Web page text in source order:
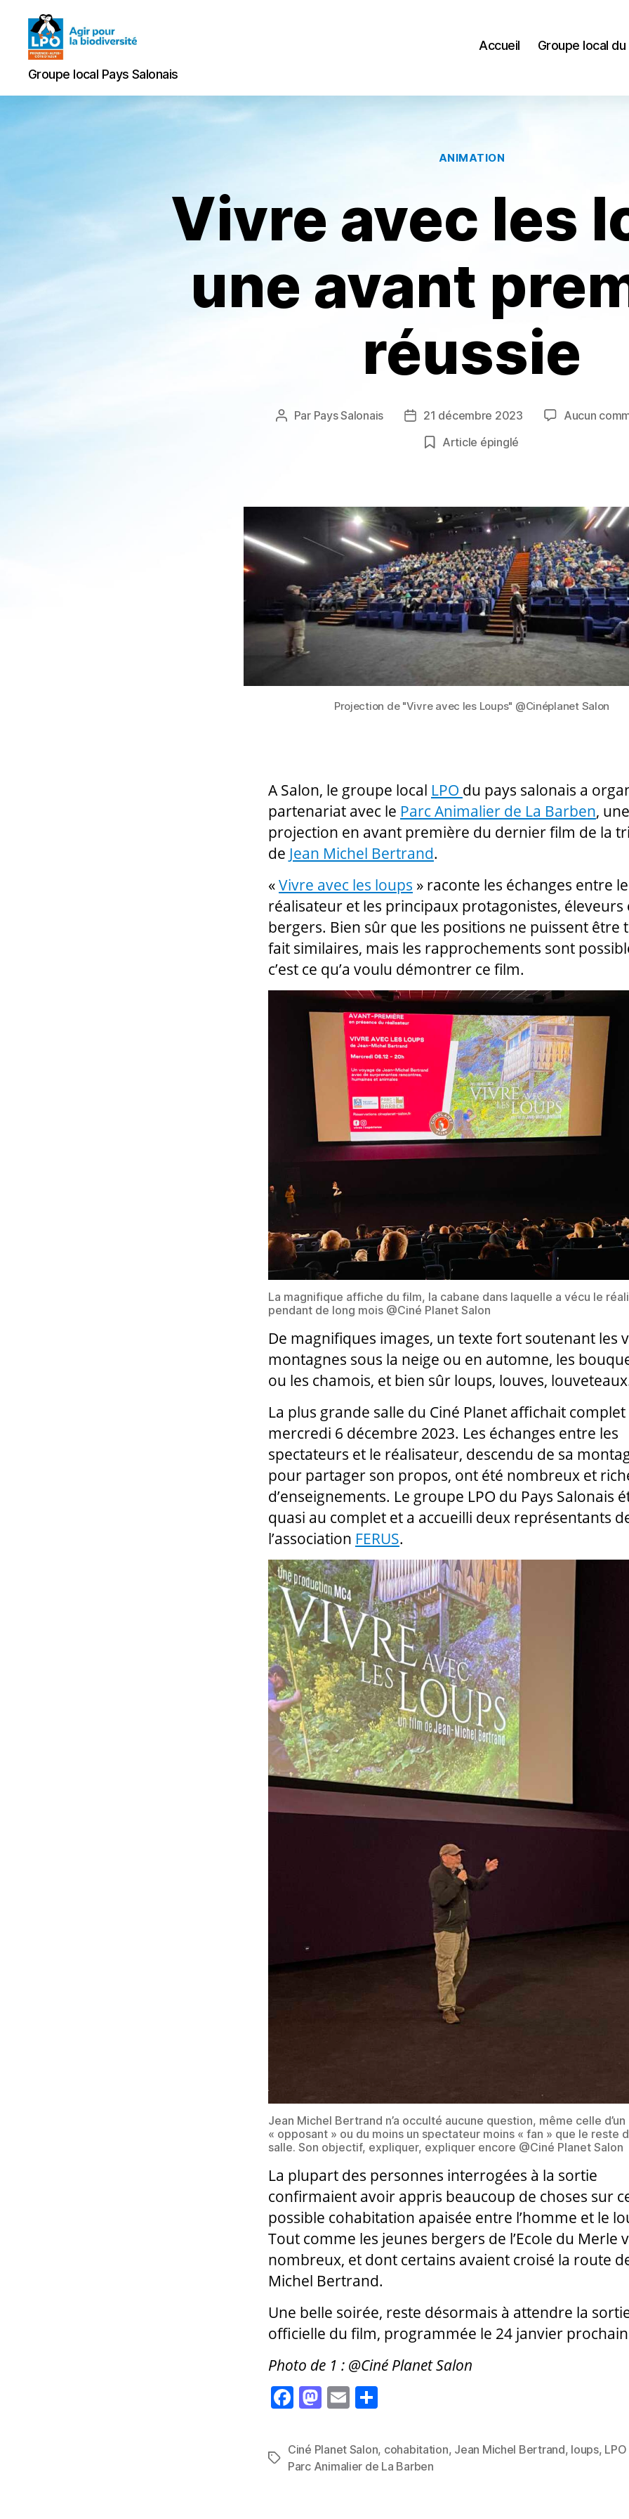
Groupe
local
Pays
Groupe local Pays Salonais
Accueil Groupe local
Catégories
ANIMATION
Vivre avec les
une avant
réussie
Auteur
Par Pays Salonais
Date
l’article
21 décembre 2023
Aucun
Article épinglé
Projection de "Vivre avec les Loups" @Cinéplanet Salon
A Salon, le groupe local LPO du pays salonais a
partenariat avec le Parc Animalier de La Barben, une
projection en avant première du dernier film de la
de Jean Michel Bertrand.
«Vivre avec les loups » raconte les échanges entre le
réalisateur et les principaux protagonistes, éleveurs
bergers. Bien sûr que les positions ne puissent être
fait similaires, mais les rapprochements sont
c’est ce qu’a voulu démontrer ce film.
La magnifique affiche du film, la cabane dans laquelle a vécu le
pendant de long mois @Ciné Planet Salon
De magnifiques images, un texte fort soutenant les
montagnes sous la neige ou en automne, les
ou les chamois, et bien sûr loups, louves,
La plus grande salle du Ciné Planet affichait complet
mercredi 6 décembre 2023. Les échanges entre les
spectateurs et le réalisateur, descendu de sa
pour partager son propos, ont été nombreux et
d’enseignements. Le groupe LPO du Pays Salonais
quasi au complet et a accueilli deux représentants
l’association FERUS.
Jean Michel Bertrand n’a occulté aucune question, même celle d’un
« opposant » ou du moins un spectateur moins « fan » que le reste
salle. Son objectif, expliquer, expliquer encore @Ciné Planet Salon
La plupart des personnes interrogées à la sortie
confirmaient avoir appris beaucoup de choses sur
possible cohabitation apaisée entre l’homme et le
Tout comme les jeunes bergers de l’Ecole du Merle
nombreux, et dont certains avaient croisé la route
Michel Bertrand.
Une belle soirée, reste désormais à attendre la
officielle du film, programmée le 24 janvier
Photo de 1 : @Ciné Planet Salon
F
c
e
M
to
d
E
ai
l
rt
a
Étiquettes
Ciné Planet Salon, cohabitation, Jean Michel Bertrand, loups,
Parc Animalier de La Barben